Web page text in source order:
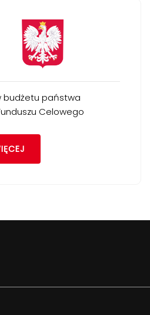
budżetu państwa
Celowego